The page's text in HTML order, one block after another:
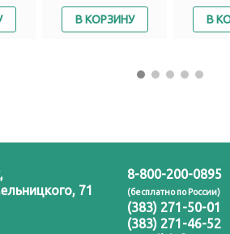
В КОРЗИНУ В
71
8-800-200-0895
(бесплатно по России)
(383) 271-50-01
(383) 271-46-52